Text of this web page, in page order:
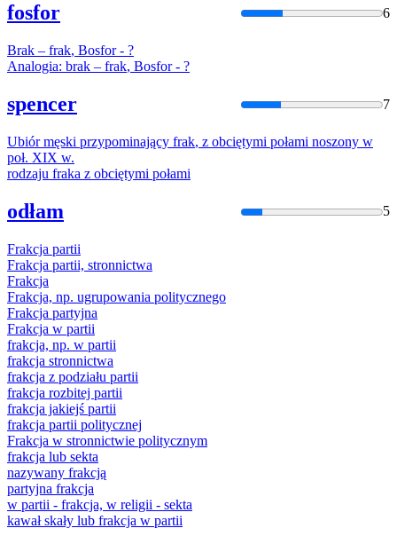
fosfor 6
Brak – frak, Bosfor - ?
Analogia: brak – frak, Bosfor - ?
spencer 7
Ubiór męski przypominający frak, z obciętymi połami noszony w
poł. XIX w.
rodzaju fraka z obciętymi połami
odłam 5
Frakcja partii
Frakcja partii, stronnictwa
Frakcja
Frakcja, np. ugrupowania politycznego
Frakcja partyjna
Frakcja w partii
frakcja, np. w partii
frakcja stronnictwa
frakcja z podziału partii
frakcja rozbitej partii
frakcja jakiejś partii
frakcja partii politycznej
Frakcja w stronnictwie politycznym
frakcja lub sekta
nazywany frakcją
partyjna frakcja
w partii - frakcja, w religii - sekta
kawał skały lub frakcja w partii